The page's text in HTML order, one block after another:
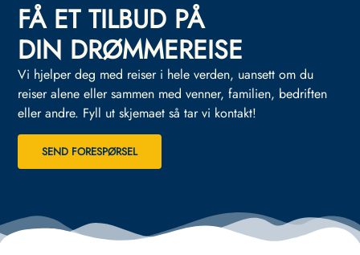
FÅ ET TILBUD PÅ
DIN DRØMMEREISE
Vi hjelper deg med reiser i hele verden, uansett om du
reiser alene eller sammen med venner, familien, bedriften
eller andre. Fyll ut skjemaet så tar vi kontakt!
SEND FORESPØRSEL